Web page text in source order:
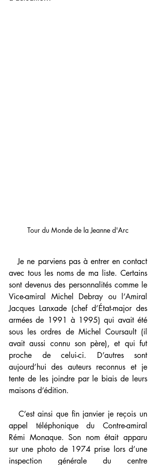
Tour du Monde de la Jeanne d'Arc
   Je ne parviens pas à entrer en contact
avec tous les noms de ma liste. Certains
sont devenus des personnalités comme le
Vice-amiral Michel Debray ou l’Amiral
Jacques Lanxade (chef d’État-major des
armées de 1991 à 1995) qui avait été
sous les ordres de Michel Coursault (il
avait aussi connu son père), et qui fut
proche de celui-ci. D’autres sont
aujourd’hui des auteurs reconnus et je
tente de les joindre par le biais de leurs
maisons d’édition.
appel téléphonique du Contre-amiral
Rémi Monaque. Son nom était apparu
sur une photo de 1974 prise lors d’une
inspection générale du centre